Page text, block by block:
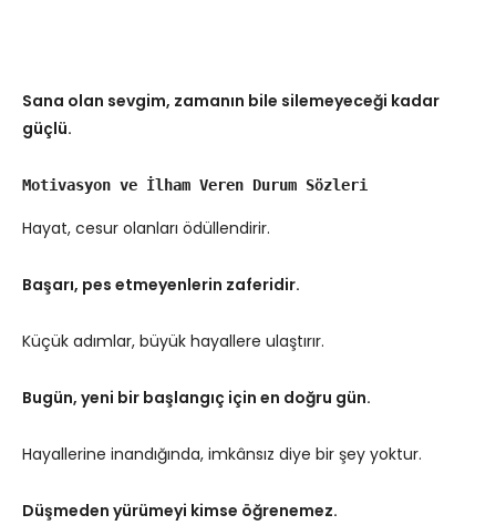
Sana olan sevgim, zamanın bile silemeyeceği kadar
güçlü.
Motivasyon ve İlham Veren Durum Sözleri
Hayat, cesur olanları ödüllendirir.
Başarı, pes etmeyenlerin zaferidir.
Küçük adımlar, büyük hayallere ulaştırır.
Bugün, yeni bir başlangıç için en doğru gün.
Hayallerine inandığında, imkânsız diye bir şey yoktur.
Düşmeden yürümeyi kimse öğrenemez.